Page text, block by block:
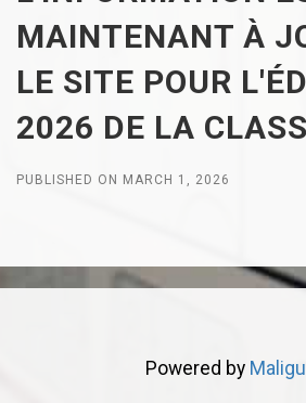
MAINTENANT À
LE SITE POUR
2026 DE LA
PUBLISHED ON MARCH 1, 2026
Powered by